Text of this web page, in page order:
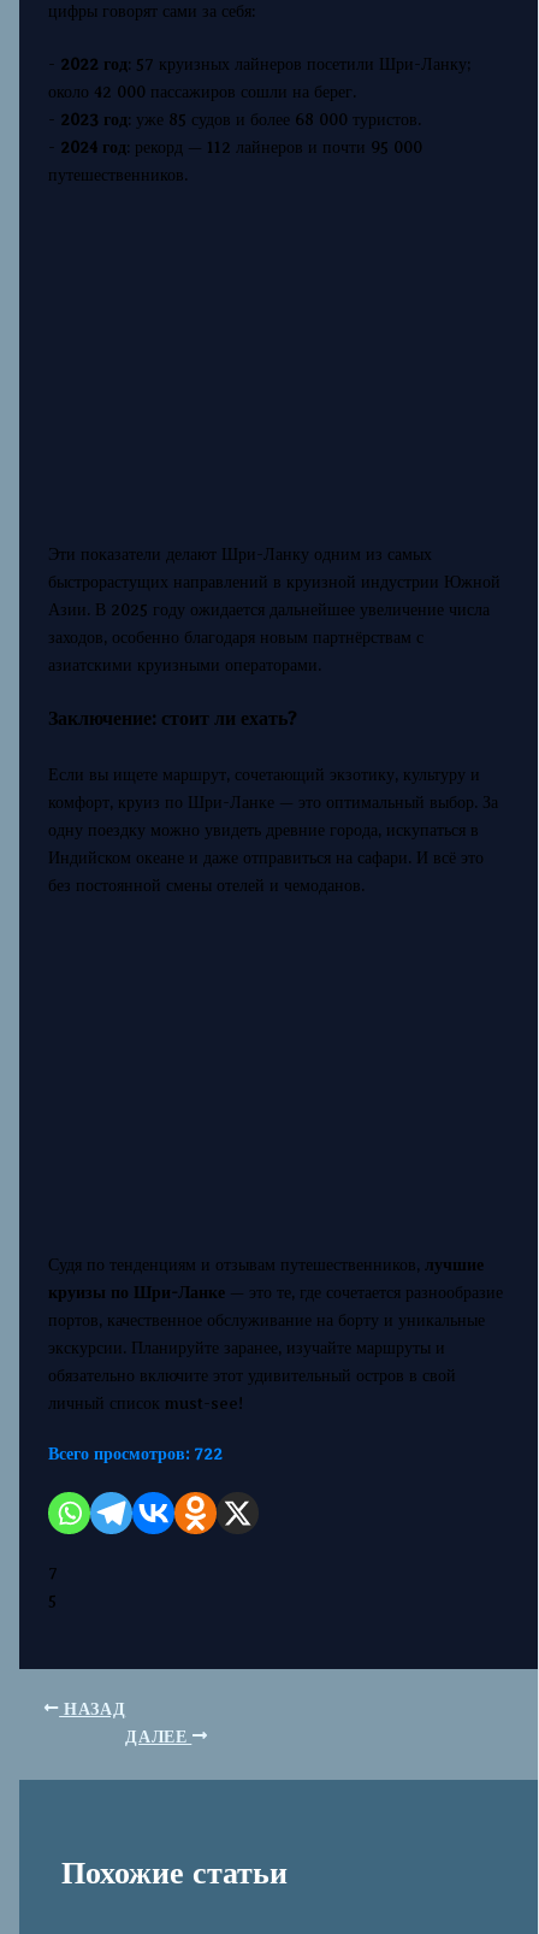
цифры говорят сами за себя:
- 2022 год: 57 круизных лайнеров посетили Шри-Ланку;
около 42 000 пассажиров сошли на берег.
- 2023 год: уже 85 судов и более 68 000 туристов.
- 2024 год: рекорд — 112 лайнеров и почти 95 000
путешественников.
Эти показатели делают Шри-Ланку одним из самых
быстрорастущих направлений в круизной индустрии Южной
Азии. В 2025 году ожидается дальнейшее увеличение числа
заходов, особенно благодаря новым партнёрствам с
азиатскими круизными операторами.
Заключение: стоит ли ехать?
Если вы ищете маршрут, сочетающий экзотику, культуру и
комфорт, круиз по Шри-Ланке — это оптимальный выбор. За
одну поездку можно увидеть древние города, искупаться в
Индийском океане и даже отправиться на сафари. И всё это
без постоянной смены отелей и чемоданов.
Судя по тенденциям и отзывам путешественников, лучшие
круизы по Шри-Ланке— это те, где сочетается разнообразие
портов, качественное обслуживание на борту и уникальные
экскурсии. Планируйте заранее, изучайте маршруты и
обязательно включите этот удивительный остров в свой
личный список must-see!
Всего просмотров: 722
7
5
НАЗАД
ДАЛЕЕ
Похожие статьи